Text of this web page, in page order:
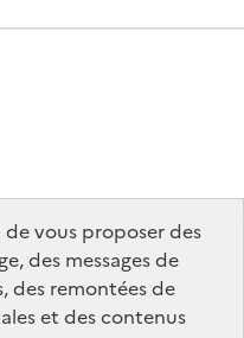
vous proposer des
des messages de
des remontées de
et des contenus